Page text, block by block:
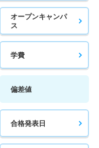
オープンキャンパ
ス
学費
偏差値
合格発表日